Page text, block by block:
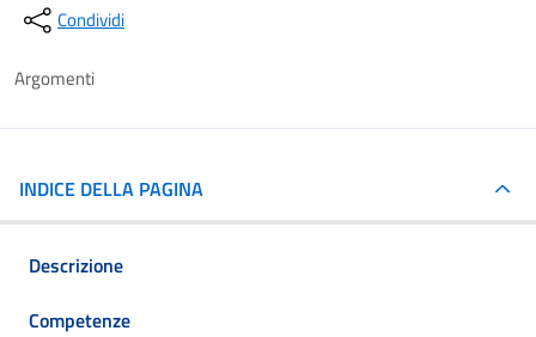
Condividi
Argomenti
INDICE DELLA PAGINA
Descrizione
Competenze